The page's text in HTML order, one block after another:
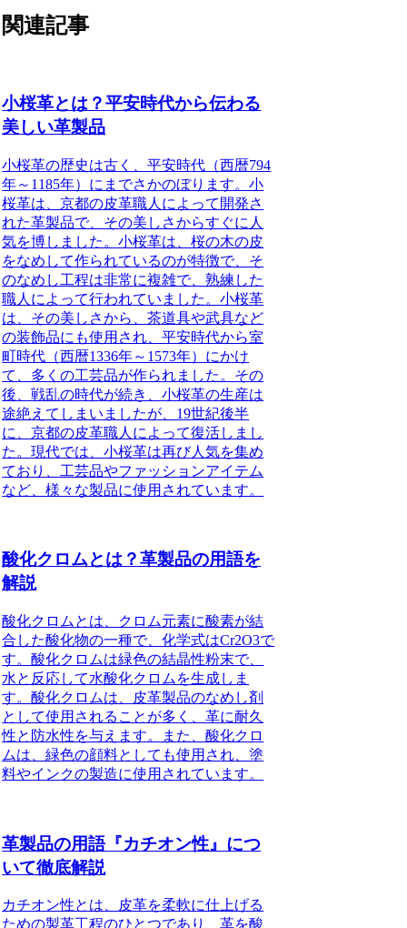
関連記事
小桜革とは？平安時代から伝わる
美しい革製品
小桜革の歴史は古く、平安時代（西暦794
年～1185年）にまでさかのぼります。小
桜革は、京都の皮革職人によって開発さ
れた革製品で、その美しさからすぐに人
気を博しました。小桜革は、桜の木の皮
をなめして作られているのが特徴で、そ
のなめし工程は非常に複雑で、熟練した
職人によって行われていました。小桜革
は、その美しさから、茶道具や武具など
の装飾品にも使用され、平安時代から室
町時代（西暦1336年～1573年）にかけ
て、多くの工芸品が作られました。その
後、戦乱の時代が続き、小桜革の生産は
途絶えてしまいましたが、19世紀後半
に、京都の皮革職人によって復活しまし
た。現代では、小桜革は再び人気を集め
ており、工芸品やファッションアイテム
など、様々な製品に使用されています。
酸化クロムとは？革製品の用語を
解説
酸化クロムとは、クロム元素に酸素が結
合した酸化物の一種で、化学式はCr2O3で
す。酸化クロムは緑色の結晶性粉末で、
水と反応して水酸化クロムを生成しま
す。酸化クロムは、皮革製品のなめし剤
として使用されることが多く、革に耐久
性と防水性を与えます。また、酸化クロ
ムは、緑色の顔料としても使用され、塗
料やインクの製造に使用されています。
革製品の用語『カチオン性』につ
いて徹底解説
カチオン性とは、皮革を柔軟に仕上げる
ための製革工程のひとつであり、革を酸